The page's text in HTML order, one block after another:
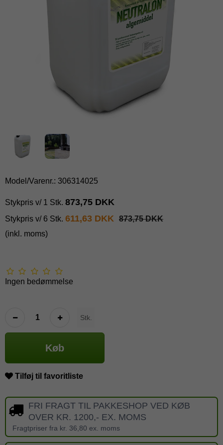
Model/Varenr.: 306314025
Stykpris v/ 1 Stk. 873,75 DKK
Stykpris v/ 6 Stk. 611,63 DKK 873,75 DKK
(inkl. moms)
Ingen bedømmelse
Stk.
Køb
Tilføj til favoritliste
FRI FRAGT TIL PAKKESHOP VED KØB
OVER KR. 1200,- EX. MOMS
Fragtpriser fra kr. 36,80 ex. moms